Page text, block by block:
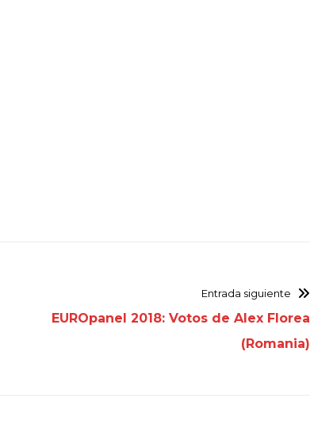
Entrada siguiente
EUROpanel 2018: Votos de Alex Florea
(Romania)